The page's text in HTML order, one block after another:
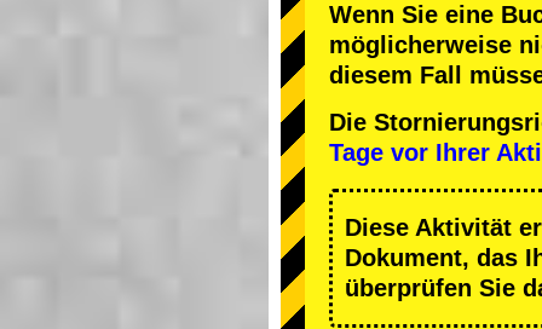
Wenn Sie eine
möglicherweise
diesem Fall
Die
Tage vor Ihrer
Diese Aktivität
Dokument, das
überprüfen Sie